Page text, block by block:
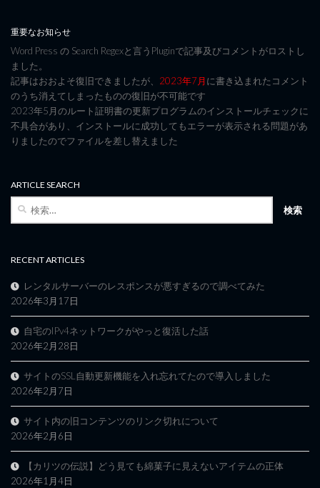
重要なお知らせ
Word Press の Search Regexと言うPluginで記事及びコメントがロストし
ました。
記事はおおよそ復旧できましたが、 2023年7月に書き込まれたコメント
のうち消えてしまったものの復旧が不可能です
2023年5月のルート証明書の更新プログラムのインストールチェックに
不具合があり、インストールに成功してもエラーが表示される問題があ
りましたのでファイルを差し替えました
ARTICLE SEARCH
検
RECENT ARTICLES
レンタルサーバーのレスポンスが悪すぎるので調べてみた
2026年3月17日
自宅のIPv4ネットワークがやっと復活した話
2026年2月28日
サイトのSSL自動更新機能を入れ忘れてたので導入しました
2026年2月7日
サイト内の旧コンテンツのリンク切れについて
2026年2月6日
【カリツの伝説】どう見ても綿菓子に見えないアイテムの正体
2026年1月4日